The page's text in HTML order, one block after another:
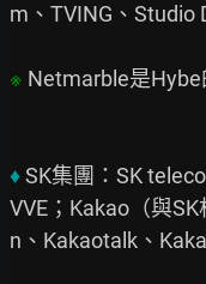
m、TVING、Studio
※ Netmarble是
♦ SK集團：SK
VVE；Kakao（與
n、Kakaotalk、